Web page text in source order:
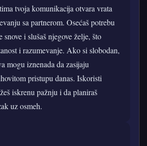
tvoja komunikacija otvara vrata
sa partnerom. Osećaš potrebu
snove i slušaš njegove želje, što
i razumevanje. Ako si slobodan,
mogu iznenada da zasijaju
pristupu danas. Iskoristi
iskrenu pažnju i da planiraš
uz osmeh.